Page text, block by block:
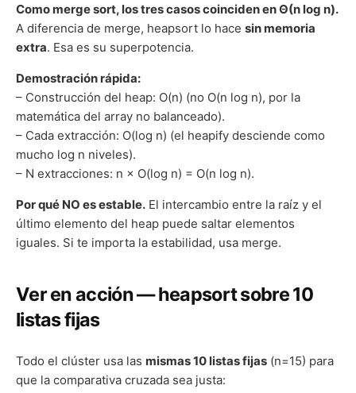
Como merge sort, los tres casos coinciden en Θ(n log n).
A diferencia de merge, heapsort lo hace sin memoria
extra. Esa es su superpotencia.
Demostración rápida:
– Construcción del heap: O(n) (no O(n log n), por la
matemática del array no balanceado).
– Cada extracción: O(log n) (el heapify desciende como
mucho log n niveles).
– N extracciones: n × O(log n) = O(n log n).
Por qué NO es estable. El intercambio entre la raíz y el
último elemento del heap puede saltar elementos
iguales. Si te importa la estabilidad, usa merge.
Ver en acción — heapsort sobre 10
listas fijas
Todo el clúster usa las mismas 10 listas fijas (n=15) para
que la comparativa cruzada sea justa: